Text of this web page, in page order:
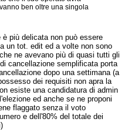
ben oltre una singola
è più delicata non può essere
un tot. edit ed a volte non sono
ne avevano più di quasi tutti gli
cancellazione semplificata porta
dopo una settimana (a
dei requisiti non apra la
esiste una candidatura di admin
ed anche se ne proponi
flaggato senza il voto
e dell'80% del totale dei